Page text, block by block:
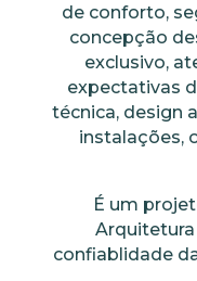
de conforto,
concepção
exclusivo,
expectativas
técnica, design
instalações,
É um
confiablidade